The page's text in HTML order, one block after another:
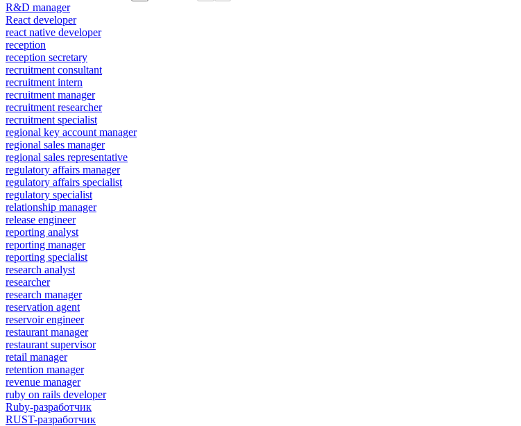
R&D manager
React developer
react native developer
reception
reception secretary
recruitment consultant
recruitment intern
recruitment manager
recruitment researcher
recruitment specialist
regional key account manager
regional sales manager
regional sales representative
regulatory affairs manager
regulatory affairs specialist
regulatory specialist
relationship manager
release engineer
reporting analyst
reporting manager
reporting specialist
research analyst
researcher
research manager
reservation agent
reservoir engineer
restaurant manager
restaurant supervisor
retail manager
retention manager
revenue manager
ruby on rails developer
Ruby-разработчик
RUST-разработчик